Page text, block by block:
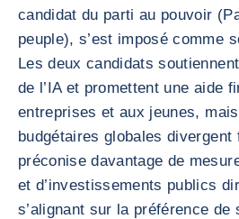
candidat du parti au pouvoir
peuple), s’est imposé comme
Les deux candidats
de l’IA et promettent une aide
entreprises et aux jeunes,
budgétaires globales divergent
préconise davantage de
et d’investissements publics
s’alignant sur la préférence de